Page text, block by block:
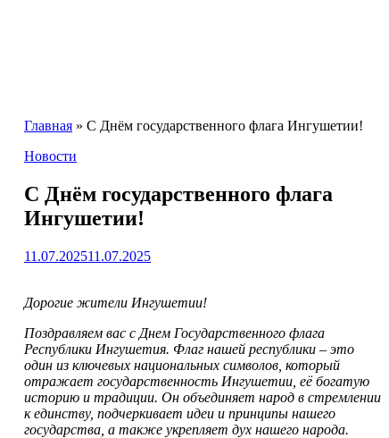
Главная » С Днём государственного флага Ингушетии!
Новости
С Днём государственного флага
Ингушетии!
11.07.202511.07.2025
Дорогие жители Ингушетии!
Поздравляем вас с Днем Государственного флага
Республики Ингушетия. Флаг нашей республики – это
один из ключевых национальных символов, который
отражает государственность Ингушетии, её богатую
историю и традиции. Он объединяет народ в стремлении
к единству, подчеркивает идеи и принципы нашего
государства, а также укрепляет дух нашего народа.